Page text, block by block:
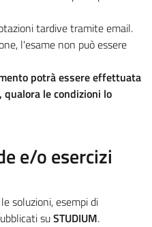
tardive tramite email.
l'esame non può essere
potrà essere effettuata
le condizioni lo
e/o esercizi
soluzioni, esempi di
suSTUDIUM.